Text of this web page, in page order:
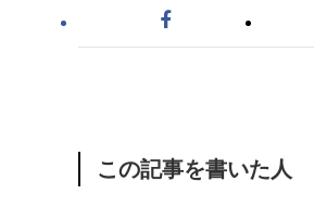
この記事を書いた人